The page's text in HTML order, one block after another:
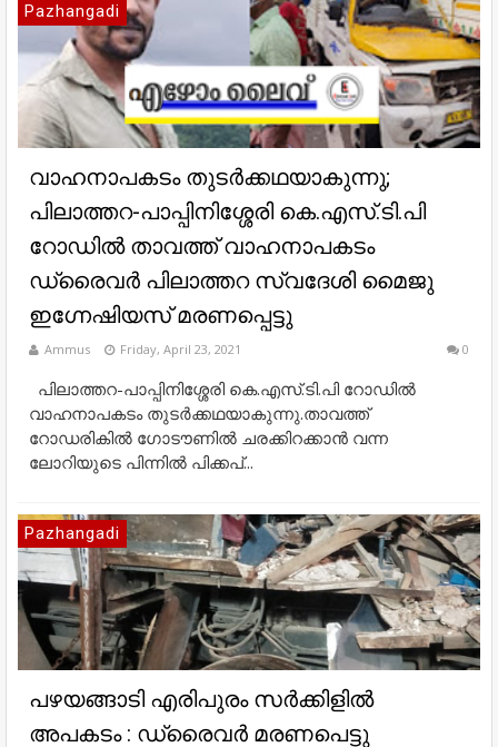
Pazhangadi
വാഹനാപകടം തുടർക്കഥയാകുന്നു;
പിലാത്തറ-പാപ്പിനിശ്ശേരി കെ.എസ്.ടി.പി
റോഡിൽ താവത്ത് വാഹനാപകടം
ഡ്രൈവർ പിലാത്തറ സ്വദേശി മൈജു
ഇഗ്നേഷിയസ് മരണപ്പെട്ടു
Ammus Friday, April 23, 2021 0
പിലാത്തറ-പാപ്പിനിശ്ശേരി കെ.എസ്.ടി.പി റോഡിൽ
വാഹനാപകടം തുടർക്കഥയാകുന്നു.താവത്ത്
റോഡരികിൽ ഗോടൗണിൽ ചരക്കിറക്കാൻ വന്ന
ലോറിയുടെ പിന്നിൽ പിക്കപ്...
Pazhangadi
പഴയങ്ങാടി എരിപുരം സർക്കിളിൽ
അപകടം : ഡ്രൈവർ മരണപെട്ടു